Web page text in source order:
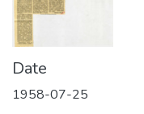
Date
1958-07-25